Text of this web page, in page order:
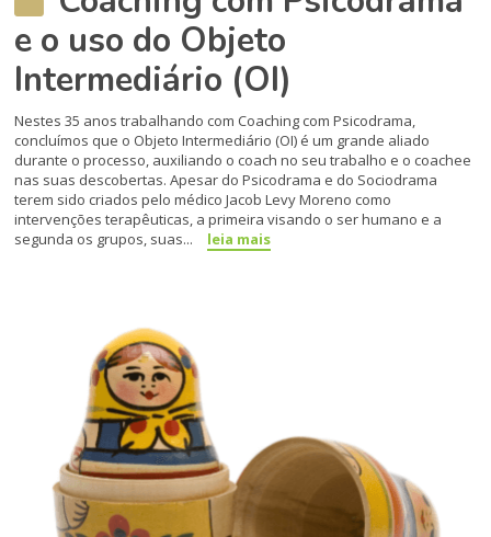
e o uso do Objeto
Intermediário (OI)
Nestes 35 anos trabalhando com Coaching com Psicodrama,
concluímos que o Objeto Intermediário (OI) é um grande aliado
durante o processo, auxiliando o coach no seu trabalho e o coachee
nas suas descobertas. Apesar do Psicodrama e do Sociodrama
terem sido criados pelo médico Jacob Levy Moreno como
intervenções terapêuticas, a primeira visando o ser humano e a
segunda os grupos, suas...
leia mais